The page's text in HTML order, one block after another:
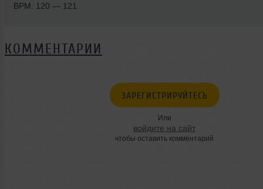
BPM: 120 — 121
КОММЕНТАРИИ
ЗАРЕГИСТРИРУЙТЕСЬ
Или
войдите на сайт
чтобы оставить комментарий